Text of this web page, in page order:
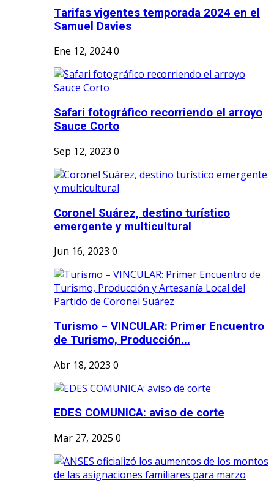
Tarifas vigentes temporada 2024 en el
Samuel Davies
Ene 12, 20240
Safari fotográfico recorriendo el arroyo
Sauce Corto
Sep 12, 2023 0
Coronel Suárez, destino turístico
emergente y multicultural
Jun 16, 2023 0
Turismo – VINCULAR: Primer Encuentro
de Turismo, Producción...
Abr 18, 2023 0
EDES COMUNICA: aviso de corte
Mar 27, 2025 0